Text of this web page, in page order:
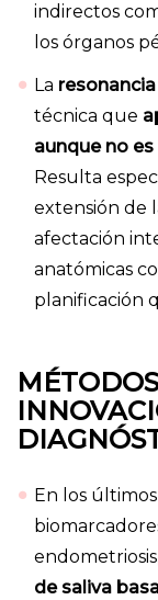
indirectos
los órganos
La
técnica que
aunque no
Resulta
extensión de
afectación
anatómicas
planificación
En los
de saliva